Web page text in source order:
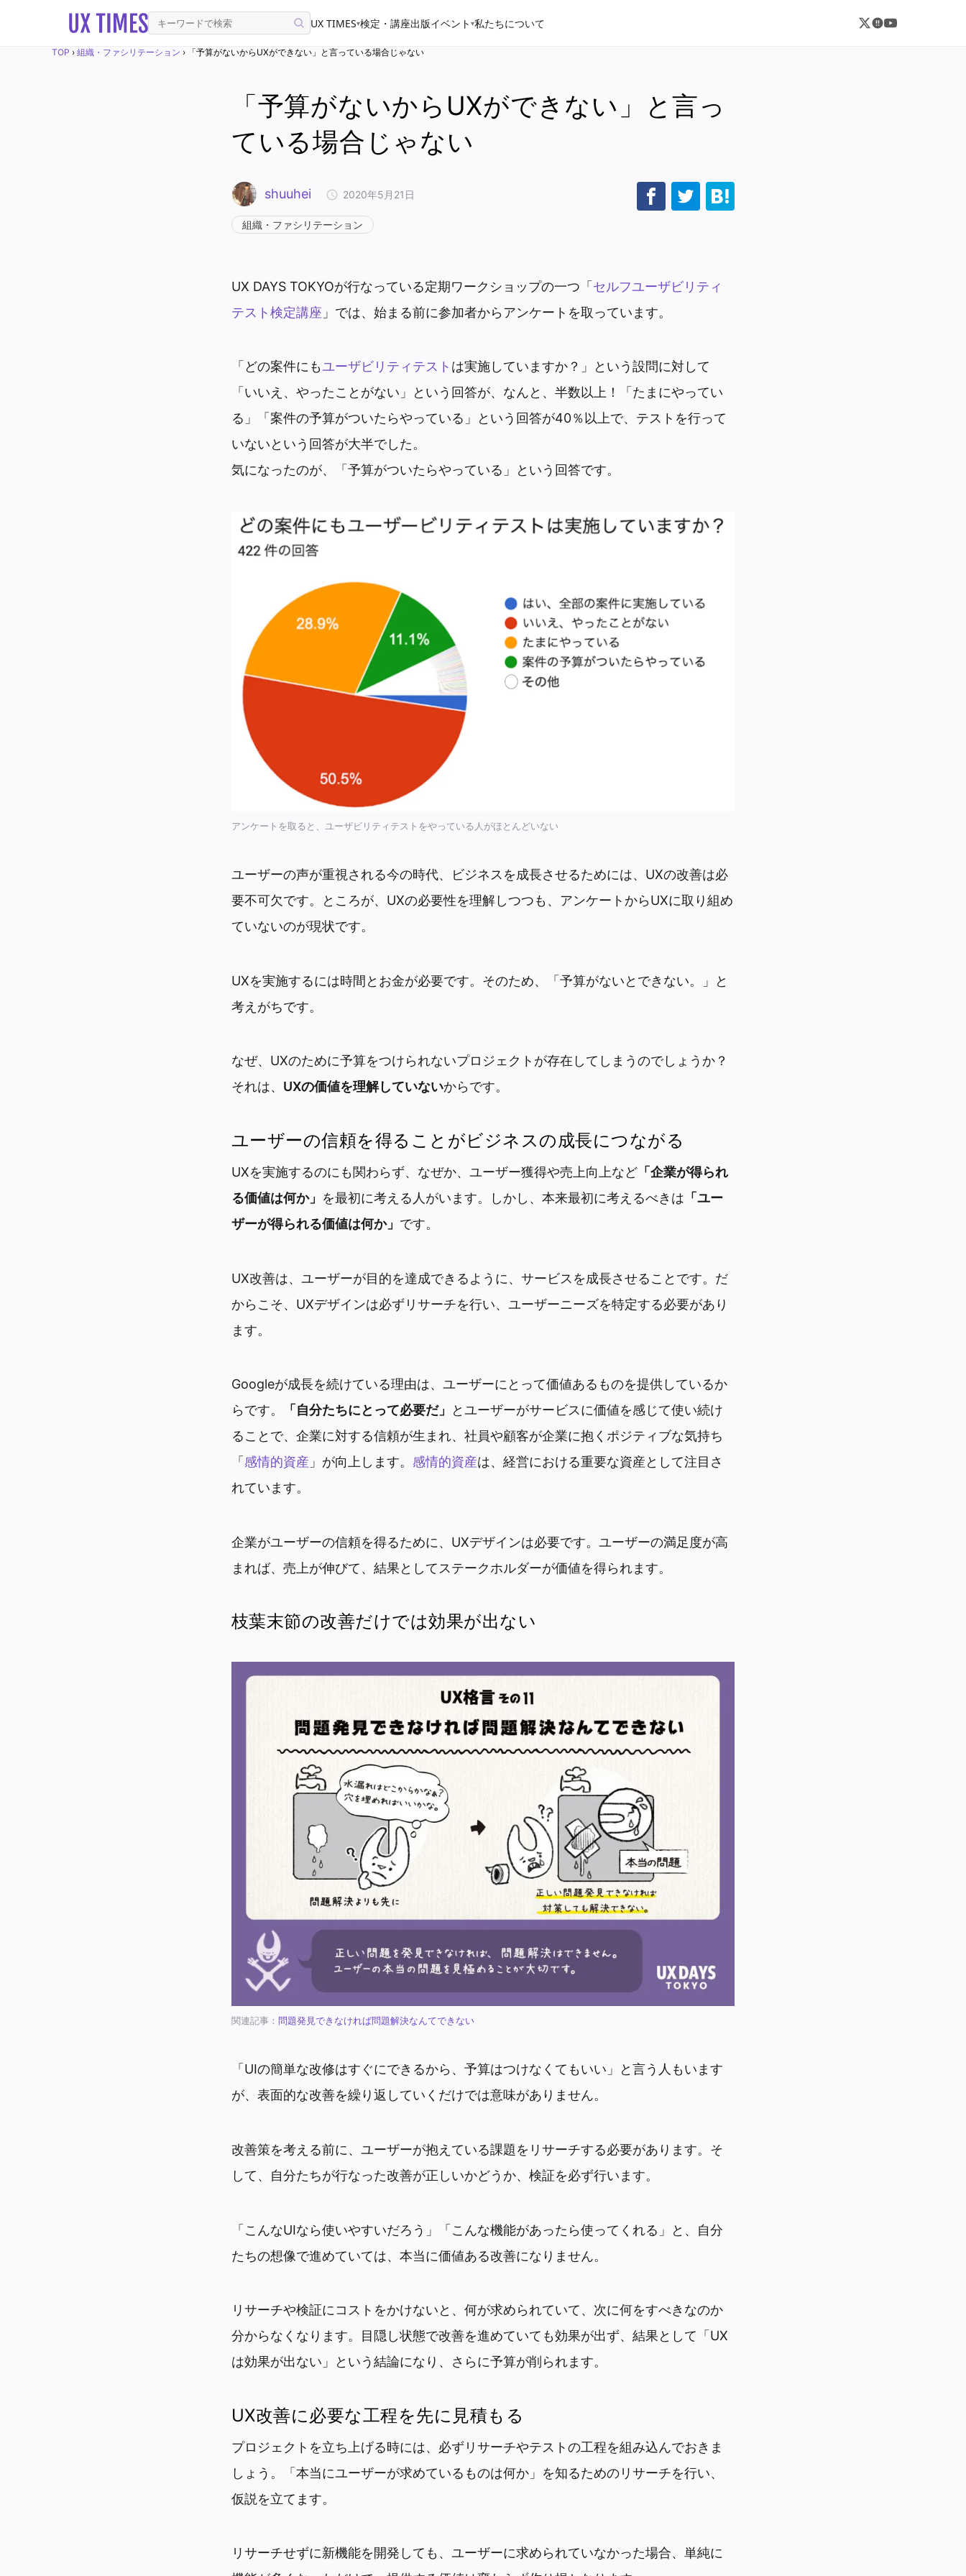
UX TIMES▾検定・講座出版イベント ▾私たちについて
TOP › 組織・ファシリテーション › 「予算がないからUXができない」と言っている場合じゃない
「予算がないからUXができない」と言っ
ている場合じゃない
shuuhei 2020年5月21日
組織・ファシリテーション
UX DAYS TOKYOが行なっている定期ワークショップの一つ「 セルフユーザビリティ
テスト検定講座 」では、始まる前に参加者からアンケートを取っています。
「どの案件にもユーザビリティテスト は実施していますか？」という設問に対して
「いいえ、やったことがない」という回答が、なんと、半数以上！「たまにやってい
る」「案件の予算がついたらやっている」という回答が40％以上で、テストを行って
いないという回答が大半でした。
気になったのが、「予算がついたらやっている」という回答です。
アンケートを取ると、ユーザビリティテストをやっている人がほとんどいない
ユーザーの声が重視される今の時代、ビジネスを成長させるためには、UXの改善は必
要不可欠です。ところが、UXの必要性を理解しつつも、アンケートからUXに取り組め
ていないのが現状です。
UXを実施するには時間とお金が必要です。そのため、「予算がないとできない。」と
考えがちです。
なぜ、UXのために予算をつけられないプロジェクトが存在してしまうのでしょうか？
それは、 UXの価値を理解していないからです。
ユーザーの信頼を得ることがビジネスの成長につながる
UXを実施するのにも関わらず、なぜか、ユーザー獲得や売上向上など 「企業が得られ
る価値は何か」 を最初に考える人がいます。しかし、本来最初に考えるべきは 「ユー
ザーが得られる価値は何か」 です。
UX改善は、ユーザーが目的を達成できるように、サービスを成長させることです。だ
からこそ、UXデザインは必ずリサーチを行い、ユーザーニーズを特定する必要があり
ます。
Googleが成長を続けている理由は、ユーザーにとって価値あるものを提供しているか
らです。
「自分たちにとって必要だ」
とユーザーがサービスに価値を感じて使い続け
ることで、企業に対する信頼が生まれ、社員や顧客が企業に抱くポジティブな気持ち
「 感情的資産 」が向上します。 感情的資産は、経営における重要な資産として注目さ
れています。
企業がユーザーの信頼を得るために、UXデザインは必要です。ユーザーの満足度が高
まれば、売上が伸びて、結果としてステークホルダーが価値を得られます。
枝葉末節の改善だけでは効果が出ない
関連記事： 問題発見できなければ問題解決なんてできない
「UIの簡単な改修はすぐにできるから、予算はつけなくてもいい」と言う人もいます
が、表面的な改善を繰り返していくだけでは意味がありません。
改善策を考える前に、ユーザーが抱えている課題をリサーチする必要があります。そ
して、自分たちが行なった改善が正しいかどうか、検証を必ず行います。
「こんなUIなら使いやすいだろう」「こんな機能があったら使ってくれる」と、自分
たちの想像で進めていては、本当に価値ある改善になりません。
リサーチや検証にコストをかけないと、何が求められていて、次に何をすべきなのか
分からなくなります。目隠し状態で改善を進めていても効果が出ず、結果として「UX
は効果が出ない」という結論になり、さらに予算が削られます。
UX改善に必要な工程を先に見積もる
プロジェクトを立ち上げる時には、必ずリサーチやテストの工程を組み込んでおきま
しょう。「本当にユーザーが求めているものは何か」を知るためのリサーチを行い、
仮説を立てます。
リサーチせずに新機能を開発しても、ユーザーに求められていなかった場合、単純に